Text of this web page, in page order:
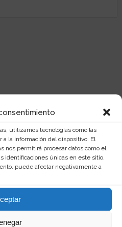
utilizamos tecnologías como las
la información del dispositivo. El
nos permitirá procesar datos como el
identificaciones únicas en este sitio.
puede afectar negativamente a